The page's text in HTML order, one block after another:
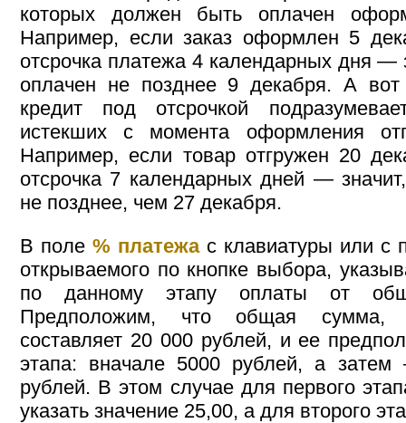
которых должен быть оплачен
Например, если заказ оформлен 5
отсрочка платежа 4 календарных дня —
оплачен не позднее 9 декабря. А
кредит под отсрочкой
истекших с момента оформления
Например, если товар отгружен 20
отсрочка 7 календарных дней —
не позднее, чем 27 декабря.
В поле % платежас клавиатуры или с
открываемого по кнопке выбора,
по данному этапу оплаты от
Предположим, что общая сумма,
составляет 20 000 рублей, и ее
этапа: вначале 5000 рублей, а
рублей. В этом случае для первого
указать значение 25,00, а для второго